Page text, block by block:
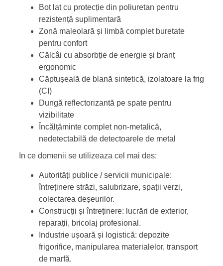
Bot lat cu protecție din poliuretan pentru
rezistență suplimentară
Zonă maleolară și limbă complet buretate
pentru confort
Călcâi cu absorbție de energie și branț
ergonomic
Căptușeală de blană sintetică, izolatoare la frig
(CI)
Dungă reflectorizantă pe spate pentru
vizibilitate
Încălțăminte complet non-metalică,
nedetectabilă de detectoarele de metal
In ce domenii se utilizeaza cel mai des:
Autorități publice / servicii municipale:
întreținere străzi, salubrizare, spații verzi,
colectarea deșeurilor.
Construcții și întreținere: lucrări de exterior,
reparații, bricolaj profesional.
Industrie ușoară și logistică: depozite
frigorifice, manipularea materialelor, transport
de marfă.